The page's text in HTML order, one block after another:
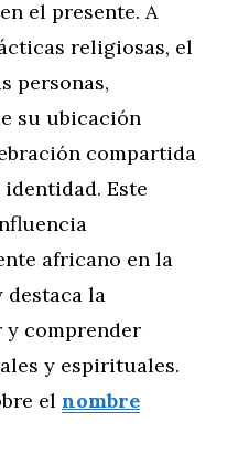
el presente. A
religiosas, el
personas,
su ubicación
compartida
Este
africano en la
la
comprender
y espirituales.
el nombre